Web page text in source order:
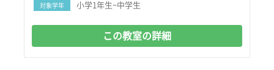
対象学年 小学1年生~中学生
この教室の詳細